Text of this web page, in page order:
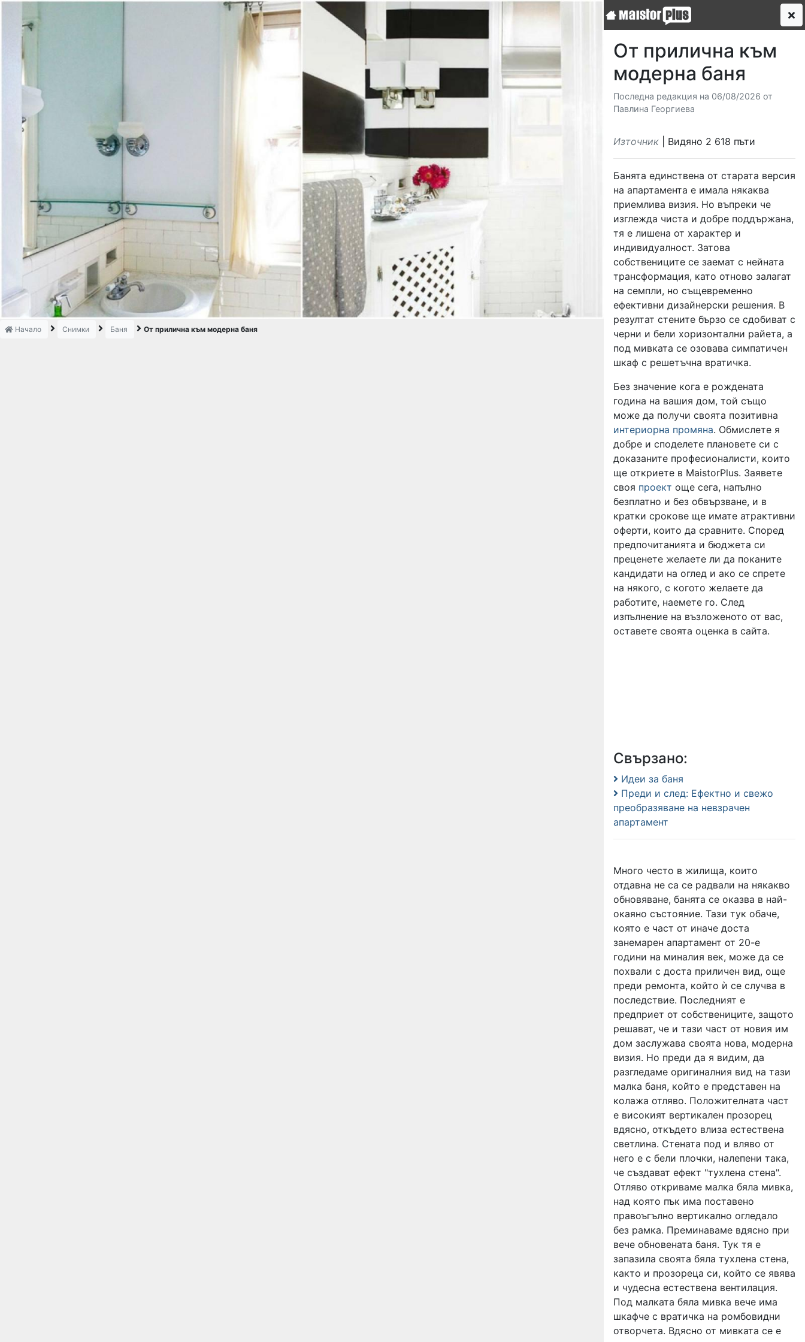
Начало Снимки Баня От прилична към модерна баня
От прилична към
модерна баня
Последна редакция на 06/08/2026 от
Павлина Георгиева
Източник | Видяно 2 618 пъти
Банята единствена от старата версия
на апартамента е имала някаква
приемлива визия. Но въпреки че
изглежда чиста и добре поддържана,
тя е лишена от характер и
индивидуалност. Затова
собствениците се заемат с нейната
трансформация, като отново залагат
на семпли, но същевременно
ефективни дизайнерски решения. В
резултат стените бързо се сдобиват с
черни и бели хоризонтални райета, а
под мивката се озовава симпатичен
шкаф с решетъчна вратичка.
Без значение кога е рождената
година на вашия дом, той също
може да получи своята позитивна
интериорна промяна. Обмислете я
добре и споделете плановете си с
доказаните професионалисти, които
ще откриете в MaistorPlus. Заявете
своя проект още сега, напълно
безплатно и без обвързване, и в
кратки срокове ще имате атрактивни
оферти, които да сравните. Според
предпочитанията и бюджета си
преценете желаете ли да поканите
кандидати на оглед и ако се спрете
на някого, с когото желаете да
работите, наемете го. След
изпълнение на възложеното от вас,
оставете своята оценка в сайта.
Свързано:
Идеи за баня
Преди и след: Ефектно и свежо
преобразяване на невзрачен
апартамент
Много често в жилища, които
отдавна не са се радвали на някакво
обновяване, банята се оказва в най-
окаяно състояние. Тази тук обаче,
която е част от иначе доста
занемарен апартамент от 20-е
години на миналия век, може да се
похвали с доста приличен вид, още
преди ремонта, който ѝ се случва в
последствие. Последният е
предприет от собствениците, защото
решават, че и тази част от новия им
дом заслужава своята нова, модерна
визия. Но преди да я видим, да
разгледаме оригиналния вид на тази
малка баня, който е представен на
колажа отляво. Положителната част
е високият вертикален прозорец
вдясно, откъдето влиза естествена
светлина. Стената под и вляво от
него е с бели плочки, налепени така,
че създават ефект "тухлена стена".
Отляво откриваме малка бяла мивка,
над която пък има поставено
правоъгълно вертикално огледало
без рамка. Преминаваме вдясно при
вече обновената баня. Тук тя е
запазила своята бяла тухлена стена,
както и прозореца си, който се явява
и чудесна естествена вентилация.
Под малката бяла мивка вече има
шкафче с вратичка на ромбовидни
отворчета. Вдясно от мивката се е